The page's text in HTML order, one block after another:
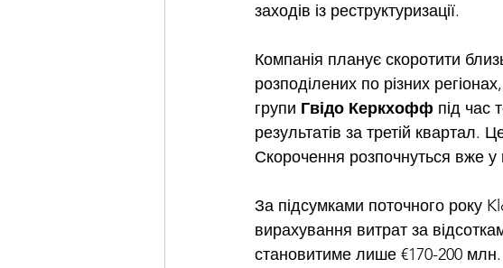
заходів із реструктуризації.
Компанія планує скоротити
розподілених по різних
групи Гвідо Керкхофф під час
результатів за третій квартал.
Скорочення розпочнуться вже у
За підсумками поточного року
вирахування витрат за
становитиме лише €170-200